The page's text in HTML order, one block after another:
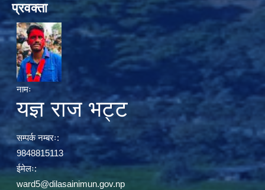
प्रवक्ता
नामः
यज्ञ राज भट्ट
सम्पर्क नम्बरः:
9848815113
ईमेलः:
ward5@dilasainimun.gov.np